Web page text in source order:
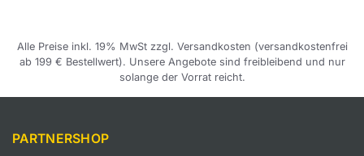
Alle Preise inkl. 19% MwSt zzgl. Versandkosten (versandkostenfrei
ab 199 € Bestellwert). Unsere Angebote sind freibleibend und nur
solange der Vorrat reicht.
PARTNERSHOP